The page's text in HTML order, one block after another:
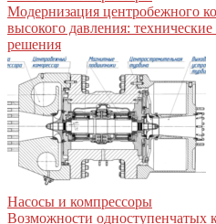
Модернизация центробежного
высокого давления:
решения
Насосы и компрессоры
Возможности одноступенчатых